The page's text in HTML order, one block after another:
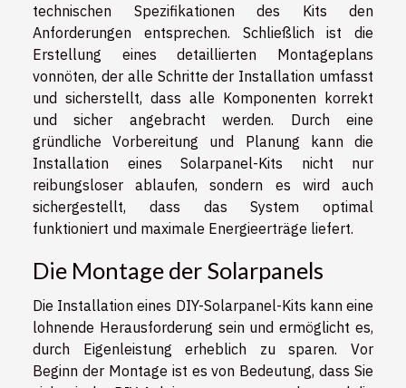
technischen Spezifikationen des Kits den
Anforderungen entsprechen. Schließlich ist die
Erstellung eines detaillierten Montageplans
vonnöten, der alle Schritte der Installation umfasst
und sicherstellt, dass alle Komponenten korrekt
und sicher angebracht werden. Durch eine
gründliche Vorbereitung und Planung kann die
Installation eines Solarpanel-Kits nicht nur
reibungsloser ablaufen, sondern es wird auch
sichergestellt, dass das System optimal
funktioniert und maximale Energieerträge liefert.
Die Montage der Solarpanels
Die Installation eines DIY-Solarpanel-Kits kann eine
lohnende Herausforderung sein und ermöglicht es,
durch Eigenleistung erheblich zu sparen. Vor
Beginn der Montage ist es von Bedeutung, dass Sie